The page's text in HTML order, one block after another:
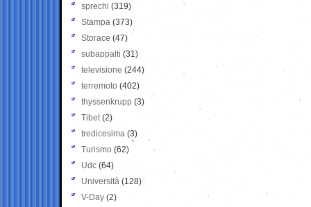
sprechi (319)
Stampa (373)
Storace (47)
subappalti (31)
televisione(244)
terremoto (402)
thyssenkrupp (3)
Tibet(2)
tredicesima (3)
Turismo (62)
Udc (64)
Università (128)
V-Day (2)